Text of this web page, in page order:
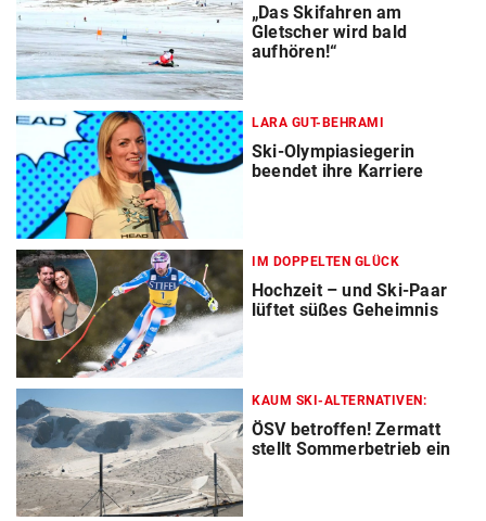
„Das Skifahren am
Gletscher wird bald
aufhören!“
LARA GUT-BEHRAMI
Ski-Olympiasiegerin
beendet ihre Karriere
IM DOPPELTEN GLÜCK
Hochzeit – und Ski-Paar
lüftet süßes Geheimnis
KAUM SKI-ALTERNATIVEN:
ÖSV betroffen! Zermatt
stellt Sommerbetrieb ein